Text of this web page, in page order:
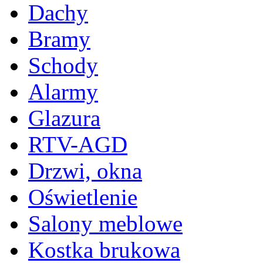
Dachy
Bramy
Schody
Alarmy
Glazura
RTV-AGD
Drzwi, okna
Oświetlenie
Salony meblowe
Kostka brukowa